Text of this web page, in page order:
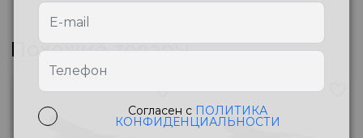
Похожие товары
Согласен с ПОЛИТИКА
КОНФИДЕНЦИАЛЬНОСТИ